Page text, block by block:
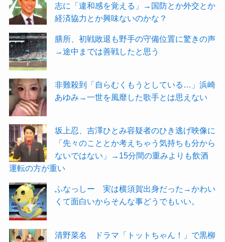
志に「違和感を覚える」→国防とか外交とか
経済協力とか興味ないのかな？
膳所、初戦敗退も野手の守備位置に驚きの声
→途中までは善戦したと思う
非難殺到「自らむくもうとしている…」浜崎
あゆみ→一世を風靡した歌手とは思えない
坂上忍、吉澤ひとみ容疑者のひき逃げ映像に
「先々のこととか考えちゃう気持ちも分から
ないではない」→15分間の重みよりも飲酒
運転の方が重い
ふなっしー 実は横須賀出身だった→かわい
くて面白いからそんな事どうでもいい。
清野菜名 ドラマ「トットちゃん！」で黒柳